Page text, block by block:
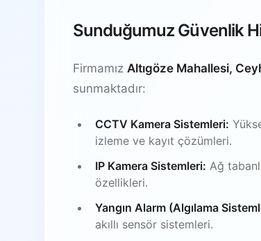
Sunduğumuz Güvenlik
Firmamız Altıgöze Mahallesi,
sunmaktadır:
CCTV Kamera Sistemleri:
izleme ve kayıt çözümleri.
IP Kamera Sistemleri: Ağ
özellikleri.
Yangın Alarm (Algılama
akıllı sensör sistemleri.